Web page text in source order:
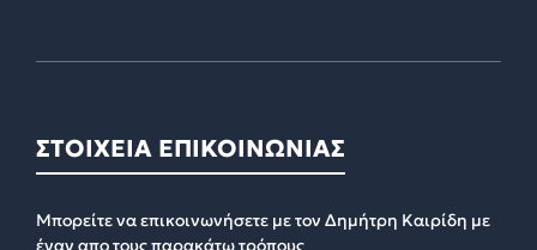
ΣΤΟΙΧΕΙΑ ΕΠΙΚΟΙΝΩΝΙΑΣ
Μπορείτε να επικοινωνήσετε με τον Δημήτρη Καιρίδη με
έναν απο τους παρακάτω τρόπους